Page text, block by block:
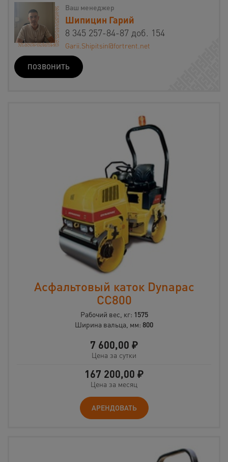
Ваш менеджер
Шипицин Гарий
8 345 257-84-87 доб. 154
Garii.Shipitsin@fortrent.net
ПОЗВОНИТЬ
Асфальтовый каток Dynapac
CС800
Рабочий вес, кг: 1575
Ширина вальца, мм: 800
7 600,00 ₽
Цена за сутки
167 200,00 ₽
Цена за месяц
АРЕНДОВАТЬ